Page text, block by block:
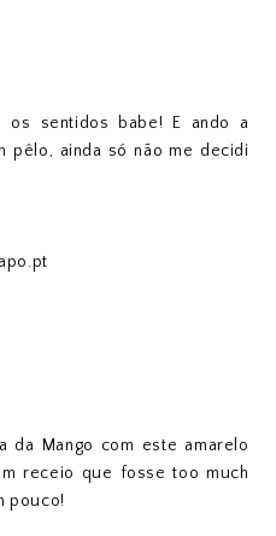
os sentidos babe! E ando a
pêlo, ainda só não me decidi
da Mango com este amarelo
receio que fosse too much
pouco!